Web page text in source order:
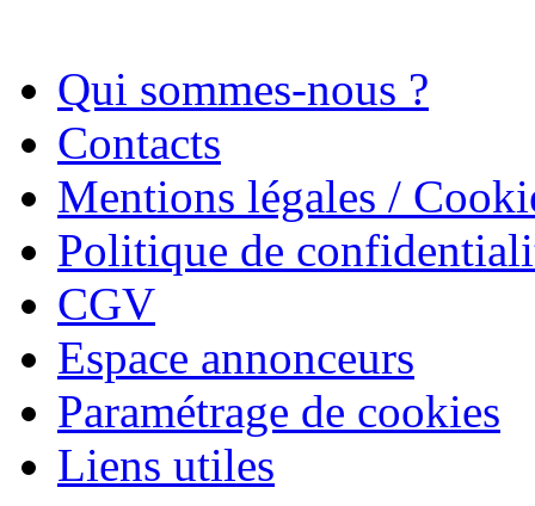
Qui sommes-nous ?
Contacts
Mentions légales /
Politique de
CGV
Espace annonceurs
Paramétrage de cookies
Liens utiles